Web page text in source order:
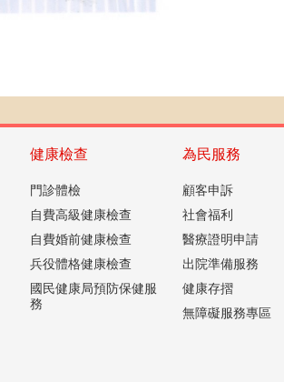
健康檢查
門診體檢
自費高級健康檢查
自費婚前健康檢查
兵役體格健康檢查
國民健康局預防保健服
務
為民服務
顧客申訴
社會福利
醫療證明申請
出院準備服務
健康存摺
無障礙服務專區